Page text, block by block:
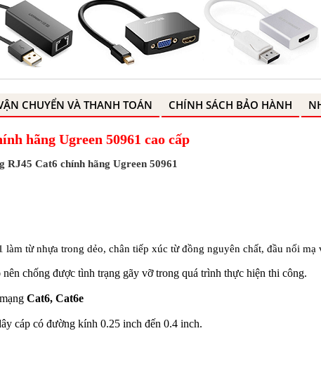
CHUYỂN VÀ THANH TOÁN CHÍNH SÁCH BẢO HÀNH
hãng Ugreen 50961 cao cấp
RJ45 Cat6 chính hãng Ugreen 50961
làm từ nhựa trong dẻo, chân tiếp xúc từ đồng nguyên chất, đầu nối
nên chống được tình trạng gãy vỡ trong quá trình thực hiện thi công.
Cat6, Cat6e
cáp có đường kính 0.25 inch đến 0.4 inch.